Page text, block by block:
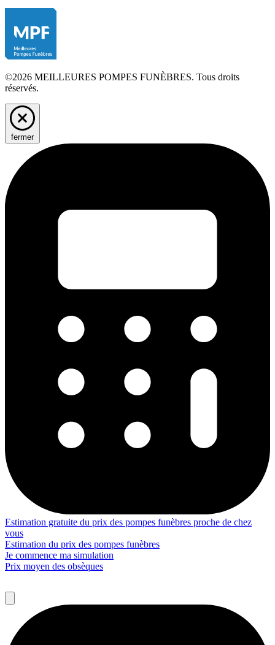
©2026 MEILLEURES POMPES FUNÈBRES. Tous droits
réservés.
fermer
Estimation gratuite du prix des pompes funèbres proche de chez
vous
Estimation du prix des pompes funèbres
Je commence ma simulation
Prix moyen des obsèques